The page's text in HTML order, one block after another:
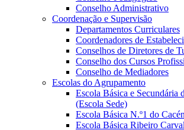
Conselho Administrativo
Coordenação e Supervisão
Departamentos Curriculares
Coordenadores de
Conselhos de Diretores de
Conselho dos Cursos
Conselho de Mediadores
Escolas do Agrupamento
Escola Básica e Secundária
(Escola Sede)
Escola Básica N.º1 do
Escola Básica Ribeiro